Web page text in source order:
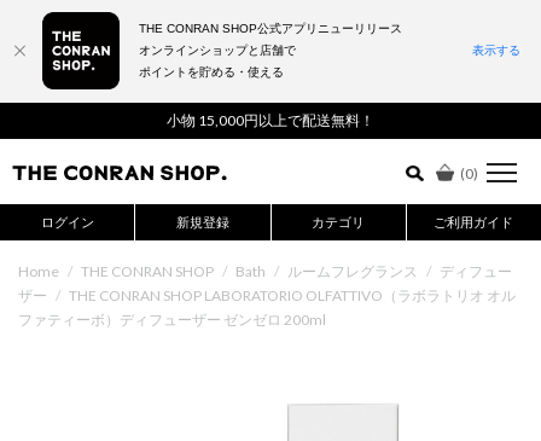
小物 15,000円以上で配送無料！
(0)
ログイン 新規登録 カテゴリ ご利用ガイド
詳細検索はこちら
Home / THE CONRAN SHOP / Bath / ルームフレグランス / ディフュー
ザー / THE CONRAN SHOP LABORATORIO OLFATTIVO（ラボラトリオ オル
ファティーボ）ディフューザー ゼンゼロ 200ml
THE CONRAN SHOP公式アプリニューリリース
オンラインショップと店舗で
ポイントを貯める・使える
表示する